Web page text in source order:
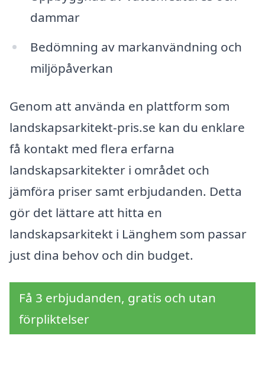
dammar
Bedömning av markanvändning och
miljöpåverkan
Genom att använda en plattform som
landskapsarkitekt-pris.se kan du enklare
få kontakt med flera erfarna
landskapsarkitekter i området och
jämföra priser samt erbjudanden. Detta
gör det lättare att hitta en
landskapsarkitekt i Länghem som passar
just dina behov och din budget.
Få 3 erbjudanden, gratis och utan
förpliktelser